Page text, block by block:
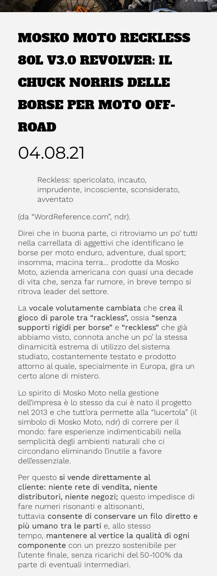
MOSKO MOTO RECKLESS
80L V3.0 REVOLVER: IL
CHUCK NORRIS DELLE
BORSE PER MOTO OFF-
ROAD
04.08.21
Reckless: spericolato, incauto,
imprudente, incosciente, sconsiderato,
avventato
(da “WordReference.com”, ndr).
Direi che in buona parte, ci ritroviamo un po’ tutti
nella carrellata di aggettivi che identificano le
borse per moto enduro, adventure, dual sport;
insomma, macina terra… prodotte da Mosko
Moto, azienda americana con quasi una decade
di vita che, senza far rumore, in breve tempo si
ritrova leader del settore.
La vocale volutamente cambiatache crea il
gioco di parole tra “rackless”,ossia “senza
supporti rigidi per borse”e “reckless” che già
abbiamo visto, connota anche un po’ la stessa
dinamicità estrema di utilizzo del sistema
studiato, costantemente testato e prodotto
attorno al quale, specialmente in Europa, gira un
certo alone di mistero.
Lo spirito di Mosko Moto nella gestione
dell’impresa è lo stesso da cui è nato il progetto
nel 2013 e che tutt’ora permette alla “lucertola” (il
simbolo di Mosko Moto, ndr) di correre per il
mondo: fare esperienze indimenticabili nella
semplicità degli ambienti naturali che ci
circondano eliminando l’inutile a favore
dell’essenziale.
Per questo si vende direttamente al
cliente: niente rete di vendita, niente
distributori, niente negozi; questo impedisce di
fare numeri risonanti e altisonanti,
tuttavia consente di conservare un filo diretto e
più umano tra le parti e, allo stesso
tempo, mantenere al vertice la qualità di ogni
componentecon un prezzo sostenibile per
l’utente finale, senza ricarichi del 50-100% da
parte di eventuali intermediari.